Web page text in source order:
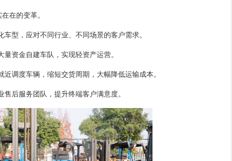
在的变革。
车型，应对不同行业、不同场景的客户需求。
量资金自建车队，实现轻资产运营。
近调度车辆，缩短交货周期，大幅降低运输成本。
售后服务团队，提升终端客户满意度。